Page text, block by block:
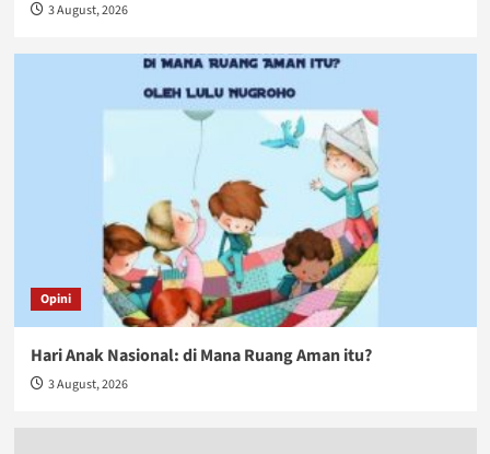
3 August, 2026
Opini
Hari Anak Nasional: di Mana Ruang Aman itu?
3 August, 2026